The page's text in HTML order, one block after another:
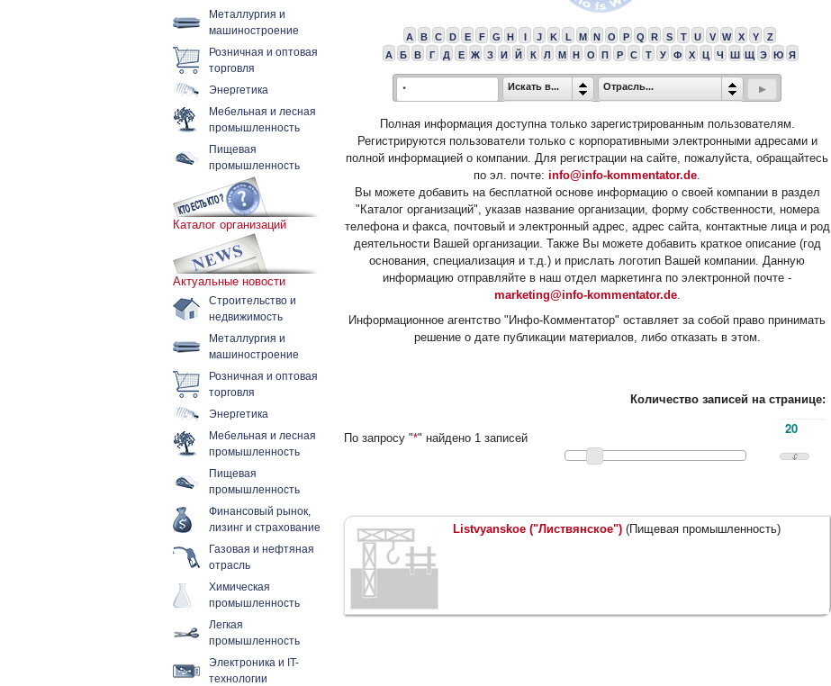
Металлургия и
машиностроение
Розничная и оптовая
торговля
Энергетика
Мебельная и лесная
промышленность
Пищевая
промышленность
Каталог организаций
Актуальные новости
Строительство и
недвижимость
Металлургия и
машиностроение
Розничная и оптовая
торговля
Энергетика
Мебельная и лесная
промышленность
Пищевая
промышленность
Финансовый рынок,
лизинг и страхование
Газовая и нефтяная
отрасль
Химическая
промышленность
Легкая
промышленность
Электроника и IT-
технологии
A B C D E F G H I J K L M N O P Q R S T U V W X Y
Z
А
Б В Г Д Е Ж З И Й К Л М Н О П Р С Т У Ф Х Ц Ч Ш Щ Э Ю Я
Искать в... Отрасль...
Полная информация доступна только зарегистрированным пользователям.
Регистрируются пользователи только с корпоративными электронными адресами и
полной информацией о компании. Для регистрации на сайте, пожалуйста, обращайтесь
по эл. почте: info@info-kommentator.de.
Вы можете добавить на бесплатной основе информацию о своей компании в раздел
"Каталог организаций", указав название организации, форму собственности, номера
телефона и факса, почтовый и электронный адрес, адрес сайта, контактные лица и род
деятельности Вашей организации. Также Вы можете добавить краткое описание (год
основания, специализация и т.д.) и прислать логотип Вашей компании. Данную
информацию отправляйте в наш отдел маркетинга по электронной почте -
marketing@info-kommentator.de.
Информационное агентство "Инфо-Комментатор" оставляет за собой право принимать
решение о дате публикации материалов, либо отказать в этом.
По запросу "*" найдено 1 записей
Количество записей на странице:
Listvyanskoe ("Листвянское") (Пищевая промышленность)